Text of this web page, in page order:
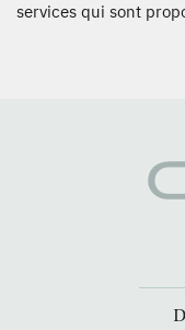
services qui sont